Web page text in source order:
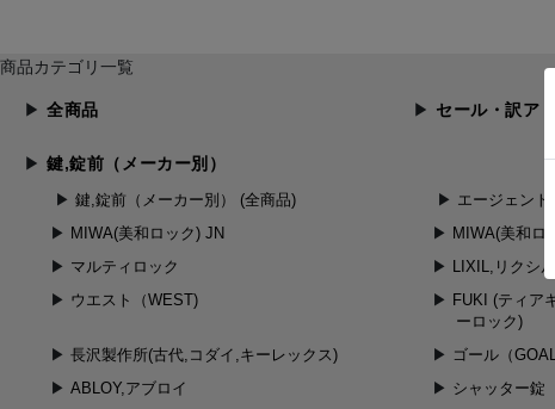
商品カテゴリ一覧
全商品 セール・訳ア
鍵,錠前（メーカー別）
鍵,錠前（メーカー別） (全商品) エージェン
MIWA(美和ロック) JN
MIWA(美和ロ
マルティロック
LIXIL,リクシ
ウエスト（WEST)
FUKI (ティア
ーロック)
長沢製作所(古代,コダイ,キーレックス) ゴール（
ABLOY,アブロイ
シャッター錠